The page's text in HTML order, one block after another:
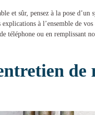
et sûr, pensez à la pose d’un
à l’ensemble de
téléphone ou en remplissant
de